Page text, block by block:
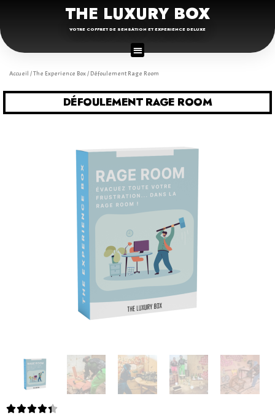
THE LUXURY BOX
VOTRE COFFRET DE SENSATION ET EXPERIENCE DELUXE
Accueil /The Experience Box/ Défoulement Rage Room
DÉFOULEMENT RAGE ROOM
